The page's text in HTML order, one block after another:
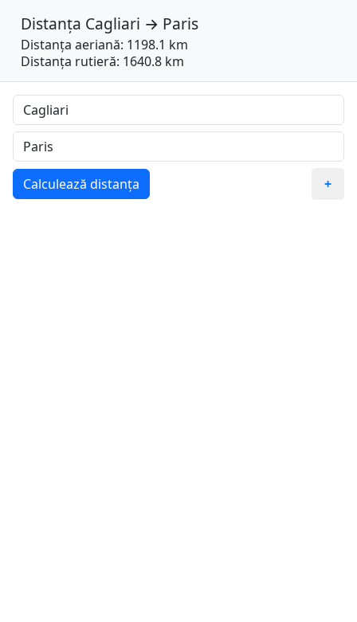
Distanța Cagliari → Paris
Distanța aeriană: 1198.1 km
Distanța rutieră: 1640.8 km
Calculează distanța +